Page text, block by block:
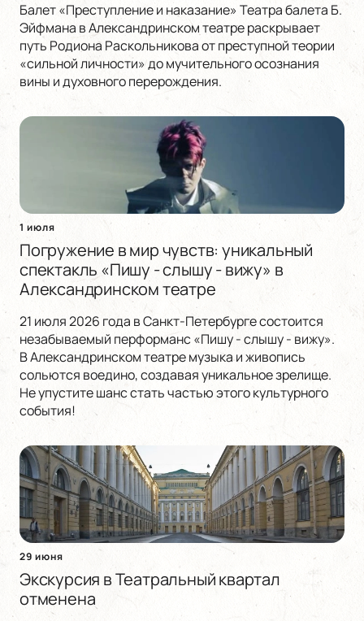
Балет «Преступление и наказание» Театра балета Б.
Эйфмана в Александринском театре раскрывает
путь Родиона Раскольникова от преступной теории
«сильной личности» до мучительного осознания
вины и духовного перерождения.
1 июля
Погружение в мир чувств: уникальный
спектакль «Пишу - слышу - вижу» в
Александринском театре
21 июля 2026 года в Санкт-Петербурге состоится
незабываемый перформанс «Пишу - слышу - вижу».
В Александринском театре музыка и живопись
сольются воедино, создавая уникальное зрелище.
Не упустите шанс стать частью этого культурного
события!
29 июня
Экскурсия в Театральный квартал
отменена